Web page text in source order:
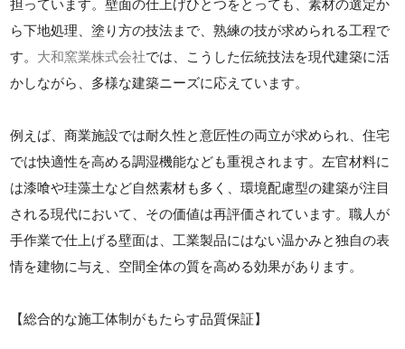
担っています。壁面の仕上げひとつをとっても、素材の選定か
ら下地処理、塗り方の技法まで、熟練の技が求められる工程で
す。 大和窯業株式会社では、こうした伝統技法を現代建築に活
かしながら、多様な建築ニーズに応えています。
例えば、商業施設では耐久性と意匠性の両立が求められ、住宅
では快適性を高める調湿機能なども重視されます。左官材料に
は漆喰や珪藻土など自然素材も多く、環境配慮型の建築が注目
される現代において、その価値は再評価されています。職人が
手作業で仕上げる壁面は、工業製品にはない温かみと独自の表
情を建物に与え、空間全体の質を高める効果があります。
【総合的な施工体制がもたらす品質保証】